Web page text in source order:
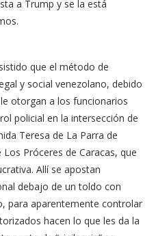
a Trump y se la está
que el método de
y social venezolano, debido
otorgan a los funcionarios
policial en la intersección de
Teresa de La Parra de
Próceres de Caracas, que
Allí se apostan
debajo de un toldo con
para aparentemente controlar
hacen lo que les da la